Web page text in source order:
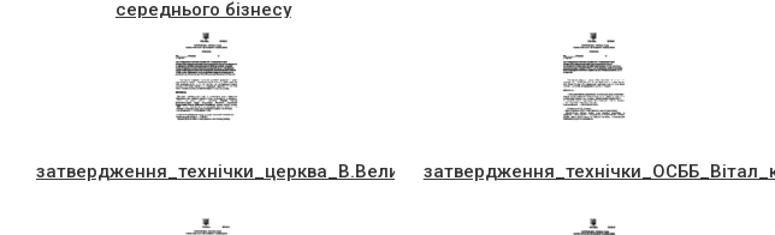
середнього бізнесу
затвердження_технiчки_церква_В.Великого